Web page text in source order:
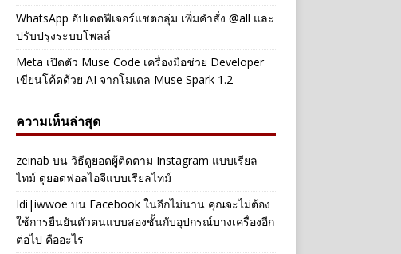
WhatsApp อัปเดตฟีเจอร์แชตกลุ่ม เพิ่มคำสั่ง @all และ
ปรับปรุงระบบโพลล์
Meta เปิดตัว Muse Code เครื่องมือช่วย Developer
เขียนโค้ดด้วย AI จากโมเดล Muse Spark 1.2
ความเห็นล่าสุด
zeinab บน วิธีดูยอดผู้ติดตาม Instagram แบบเรียล
ไทม์ ดูยอดฟอลไอจีแบบเรียลไทม์
Idi|iwwoe บน Facebook ในอีกไม่นาน คุณจะไม่ต้อง
ใช้การยืนยันตัวตนแบบสองชั้นกับอุปกรณ์บางเครื่องอีก
ต่อไป คืออะไร